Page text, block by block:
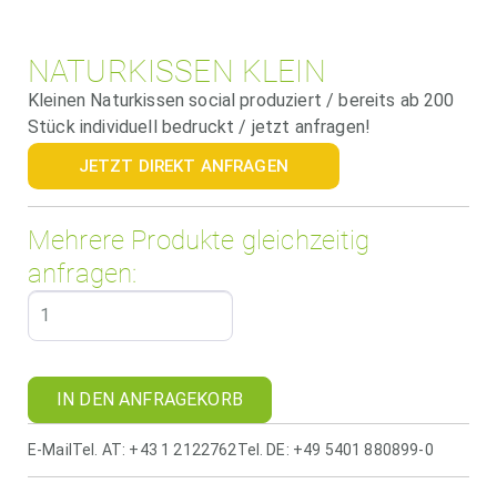
NATURKISSEN KLEIN
Kleinen Naturkissen social produziert / bereits ab 200
Stück individuell bedruckt / jetzt anfragen!
JETZT DIREKT ANFRAGEN
Mehrere Produkte gleichzeitig
anfragen:
IN DEN ANFRAGEKORB
E-Mail Tel. AT: +43 1 2122762Tel. DE: +49 5401 880899-0